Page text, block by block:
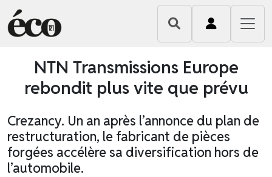
NTN Transmissions Europe
rebondit plus vite que prévu
Crezancy. Un an après l’annonce du plan de
restructuration, le fabricant de pièces
forgées accélère sa diversification hors de
l’automobile.